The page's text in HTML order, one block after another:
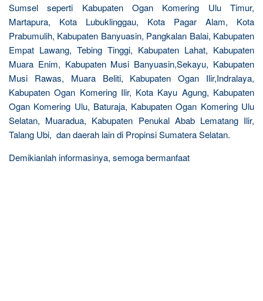
Sumsel seperti Kabupaten Ogan Komering Ulu Timur,
Martapura, Kota Lubuklinggau, Kota Pagar Alam, Kota
Prabumulih, Kabupaten Banyuasin, Pangkalan Balai, Kabupaten
Empat Lawang, Tebing Tinggi, Kabupaten Lahat, Kabupaten
Muara Enim, Kabupaten Musi Banyuasin,Sekayu, Kabupaten
Musi Rawas, Muara Beliti, Kabupaten Ogan Ilir,Indralaya,
Kabupaten Ogan Komering Ilir, Kota Kayu Agung, Kabupaten
Ogan Komering Ulu, Baturaja, Kabupaten Ogan Komering Ulu
Selatan, Muaradua, Kabupaten Penukal Abab Lematang Ilir,
Talang Ubi, dan daerah lain di Propinsi Sumatera Selatan.
Demikianlah informasinya, semoga bermanfaat